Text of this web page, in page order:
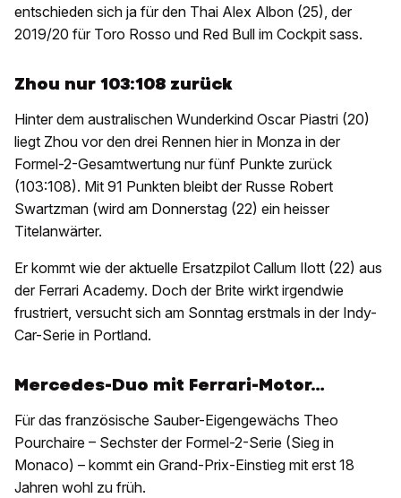
entschieden sich ja für den Thai Alex Albon (25), der
2019/20 für Toro Rosso und Red Bull im Cockpit sass.
Zhou nur 103:108 zurück
Hinter dem australischen Wunderkind Oscar Piastri (20)
liegt Zhou vor den drei Rennen hier in Monza in der
Formel-2-Gesamtwertung nur fünf Punkte zurück
(103:108). Mit 91 Punkten bleibt der Russe Robert
Swartzman (wird am Donnerstag (22) ein heisser
Titelanwärter.
Er kommt wie der aktuelle Ersatzpilot Callum Ilott (22) aus
der Ferrari Academy. Doch der Brite wirkt irgendwie
frustriert, versucht sich am Sonntag erstmals in der Indy-
Car-Serie in Portland.
Mercedes-Duo mit Ferrari-Motor…
Für das französische Sauber-Eigengewächs Theo
Pourchaire – Sechster der Formel-2-Serie (Sieg in
Monaco) – kommt ein Grand-Prix-Einstieg mit erst 18
Jahren wohl zu früh.